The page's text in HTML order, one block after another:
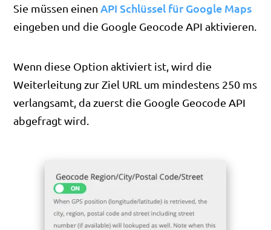
Sie müssen einen API Schlüssel für Google Maps
eingeben und die Google Geocode API aktivieren.
Wenn diese Option aktiviert ist, wird die
Weiterleitung zur Ziel URL um mindestens 250 ms
verlangsamt, da zuerst die Google Geocode API
abgefragt wird.